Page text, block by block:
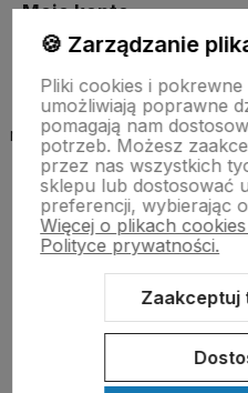
Moje konto
Nazwa organu prowadzącego
MINISTER ROZWOJU,
Sklep internetowy Shoper.pl
🍪 Zarządzanie
Pliki cookies i
umożliwiają poprawne
pomagają nam
potrzeb. Możesz
przez nas wszystkich
sklepu lub dostosować
preferencji, wybierając
Więcej o plikach
Polityce prywatności.
Zaakceptuj